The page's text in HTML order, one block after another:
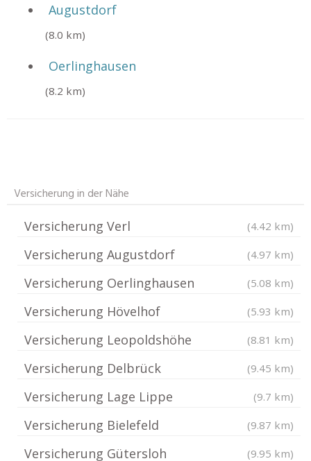
Augustdorf
(8.0 km)
Oerlinghausen
(8.2 km)
Versicherung in der Nähe
Versicherung Verl (4.42 km)
Versicherung Augustdorf (4.97 km)
Versicherung Oerlinghausen (5.08 km)
Versicherung Hövelhof (5.93 km)
Versicherung Leopoldshöhe (8.81 km)
Versicherung Delbrück (9.45 km)
Versicherung Lage Lippe (9.7 km)
Versicherung Bielefeld (9.87 km)
Versicherung Gütersloh (9.95 km)